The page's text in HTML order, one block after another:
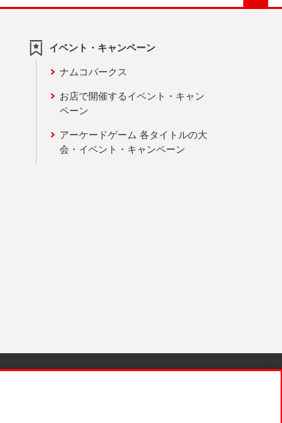
イベント・キャンペーン
ナムコパークス
お店で開催するイベント・キャン
ペーン
アーケードゲーム 各タイトルの大
会・イベント・キャンペーン